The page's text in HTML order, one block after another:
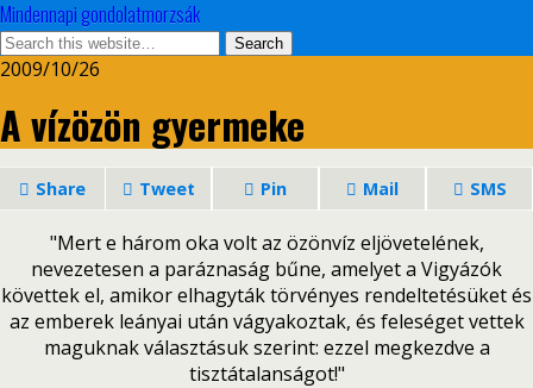
Mindennapi gondolatmorzsák
2009/10/26
A vízözön gyermeke
Share Tweet Pin Mail SMS
"Mert e három oka volt az özönvíz eljövetelének,
nevezetesen a paráznaság bűne, amelyet a Vigyázók
követtek el, amikor elhagyták törvényes rendeltetésüket és
az emberek leányai után vágyakoztak, és feleséget vettek
maguknak választásuk szerint: ezzel megkezdve a
tisztátalanságot!"